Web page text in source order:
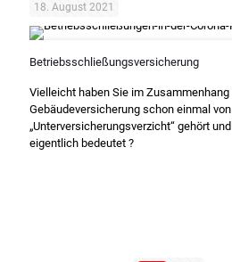
18. August 2021
Betriebsschließungsversicherung
Vielleicht haben Sie im
Gebäudeversicherung schon einmal
„Unterversicherungsverzicht“ gehört
eigentlich bedeutet ?